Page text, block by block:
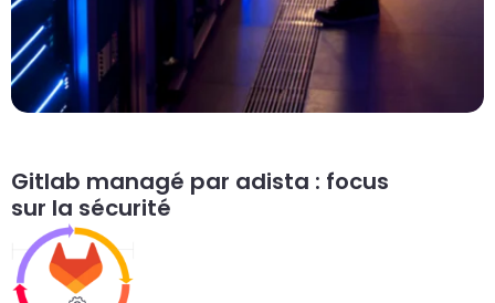
Gitlab managé par adista : focus
sur la sécurité